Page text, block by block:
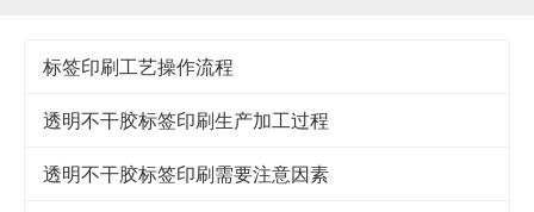
标签印刷工艺操作流程
透明不干胶标签印刷生产加工过程
透明不干胶标签印刷需要注意因素